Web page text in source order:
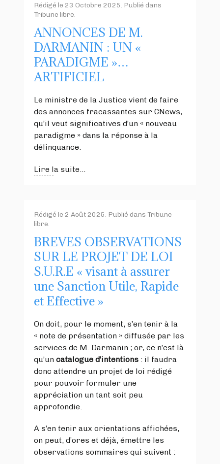
Rédigé le 23 Octobre 2025. Publié dans
Tribune libre.
ANNONCES DE M.
DARMANIN : UN «
PARADIGME »…
ARTIFICIEL
Le ministre de la Justice vient de faire
des annonces fracassantes sur CNews,
qu’il veut significatives d’un « nouveau
paradigme » dans la réponse à la
délinquance.
Lire la suite...
Rédigé le 2 Août 2025. Publié dans Tribune
libre.
BREVES OBSERVATIONS
SUR LE PROJET DE LOI
S.U.R.E « visant à assurer
une Sanction Utile, Rapide
et Effective »
On doit, pour le moment, s’en tenir à la
« note de présentation » diffusée par les
services de M. Darmanin ; or, ce n’est là
qu’un catalogue d’intentions : il faudra
donc attendre un projet de loi rédigé
pour pouvoir formuler une
appréciation un tant soit peu
approfondie.
A s’en tenir aux orientations affichées,
on peut, d’ores et déjà, émettre les
observations sommaires qui suivent :